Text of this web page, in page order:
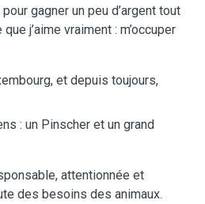
gagner un peu d’argent tout
j’aime vraiment : m’occuper
et depuis toujours,
: un Pinscher et un grand
attentionnée et
des besoins des animaux.